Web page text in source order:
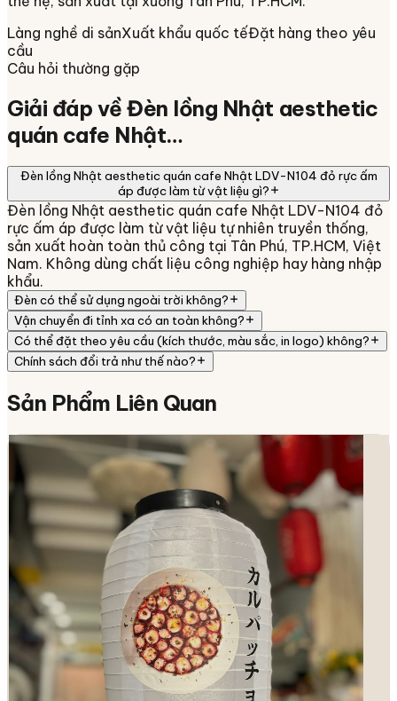
Làng nghề di sảnXuất khẩu quốc tếĐặt hàng theo yêu
cầu
Câu hỏi thường gặp
Giải đáp vềĐèn lồng Nhật aesthetic
quán cafe Nhật…
Đèn lồng Nhật aesthetic quán cafe Nhật LDV-N104 đỏ rực ấm
áp được làm từ vật liệu gì?
Đèn lồng Nhật aesthetic quán cafe Nhật LDV-N104 đỏ
rực ấm áp được làm từ vật liệu tự nhiên truyền thống,
sản xuất hoàn toàn thủ công tại Tân Phú, TP.HCM, Việt
Nam. Không dùng chất liệu công nghiệp hay hàng nhập
khẩu.
Đèn có thể sử dụng ngoài trời không?
Vận chuyển đi tỉnh xa có an toàn không?
Có thể đặt theo yêu cầu (kích thước, màu sắc, in logo) không?
Chính sách đổi trả như thế nào?
Sản Phẩm Liên Quan